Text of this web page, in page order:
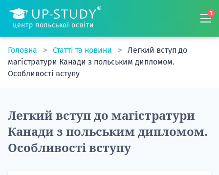
центр польської освіти
1
Головна Статті та новини
Легкий вступ до
магістратури Канади з польським дипломом.
Особливості вступу
Легкий вступ до магістратури
Канади з польським дипломом.
Особливості вступу